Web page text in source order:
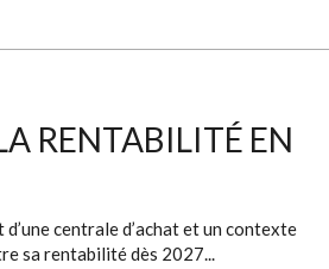
RENTABILITÉ EN
centrale d’achat et un contexte
sa rentabilité dès 2027...